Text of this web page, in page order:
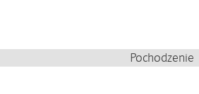
Pochodzenie